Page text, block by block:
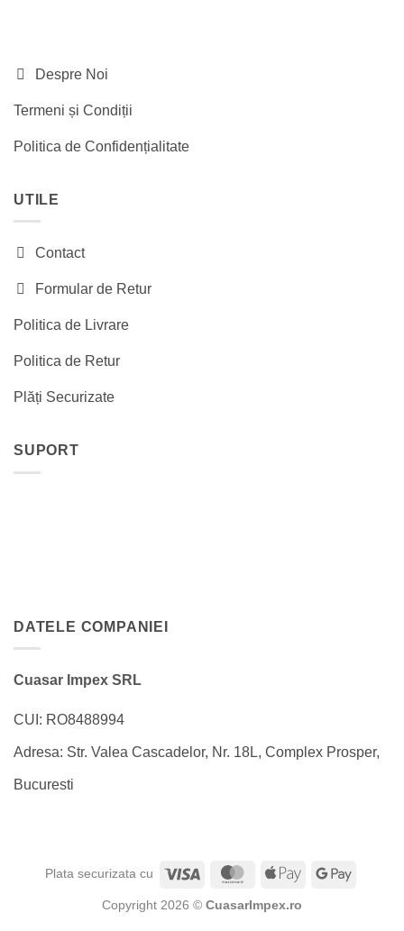
Despre Noi
Termeni și Condiții
Politica de Confidențialitate
UTILE
Contact
Formular de Retur
Politica de Livrare
Politica de Retur
Plăți Securizate
SUPORT
DATELE COMPANIEI
Cuasar Impex SRL
CUI: RO8488994
Adresa: Str. Valea Cascadelor, Nr. 18L, Complex Prosper,
Bucuresti
Plata securizata cu Visa MasterCardApple
Google
Copyright 2026 © CuasarImpex.ro